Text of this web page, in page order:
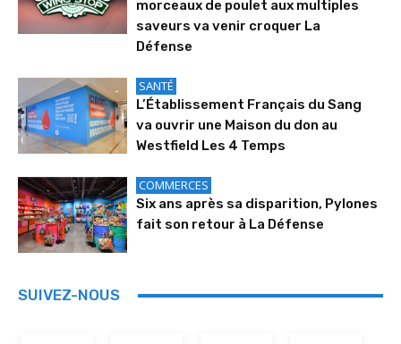
morceaux de poulet aux multiples
saveurs va venir croquer La
Défense
SANTÉ
L’Établissement Français du Sang
va ouvrir une Maison du don au
Westfield Les 4 Temps
COMMERCES
Six ans après sa disparition, Pylones
fait son retour à La Défense
SUIVEZ-NOUS